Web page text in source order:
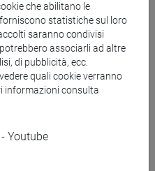
E
- Laurea magistrale
E CONSERVAZIONE
che abilitano le
statistiche sul loro
saranno condivisi
associarli ad altre
di pubblicità, ecc.
quali cookie verranno
informazioni consulta
Youtube